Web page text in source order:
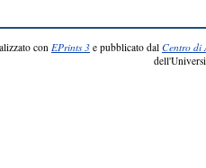
con EPrints 3 e pubblicato dal Centro di